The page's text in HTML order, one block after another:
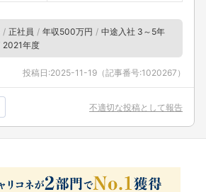
正社員 年収500万円
中途入社 3～5年
2021年度
投稿日:2025-11-19 （記事番号:1020267）
不適切な投稿として報告